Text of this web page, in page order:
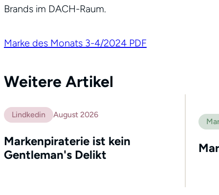
Brands im DACH-Raum.
Marke des Monats 3-4/2024 PDF
Weitere Artikel
Lindkedin August 2026
Markenpiraterie ist kein
Gentleman's Delikt